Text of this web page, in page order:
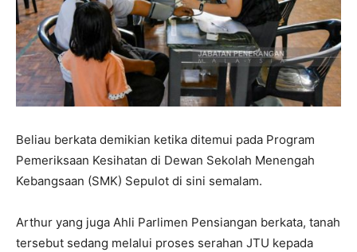
Beliau berkata demikian ketika ditemui pada Program
Pemeriksaan Kesihatan di Dewan Sekolah Menengah
Kebangsaan (SMK) Sepulot di sini semalam.
Arthur yang juga Ahli Parlimen Pensiangan berkata, tanah
tersebut sedang melalui proses serahan JTU kepada